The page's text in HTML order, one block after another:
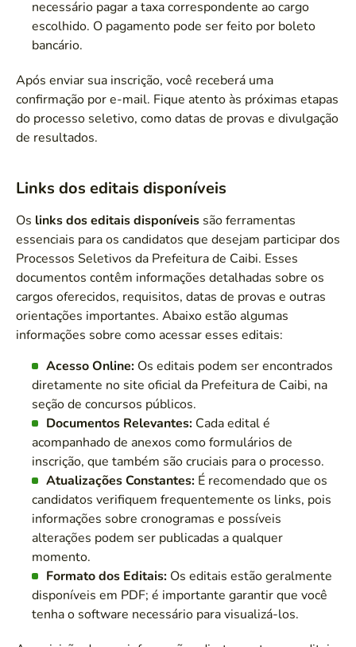
necessário pagar a taxa correspondente ao cargo
escolhido. O pagamento pode ser feito por boleto
bancário.
Após enviar sua inscrição, você receberá uma
confirmação por e-mail. Fique atento às próximas etapas
do processo seletivo, como datas de provas e divulgação
de resultados.
Links dos editais disponíveis
Os links dos editais disponíveis são ferramentas
essenciais para os candidatos que desejam participar dos
Processos Seletivos da Prefeitura de Caibi. Esses
documentos contêm informações detalhadas sobre os
cargos oferecidos, requisitos, datas de provas e outras
orientações importantes. Abaixo estão algumas
informações sobre como acessar esses editais:
Acesso Online: Os editais podem ser encontrados
diretamente no site oficial da Prefeitura de Caibi, na
seção de concursos públicos.
Documentos Relevantes: Cada edital é
acompanhado de anexos como formulários de
inscrição, que também são cruciais para o processo.
Atualizações Constantes: É recomendado que os
candidatos verifiquem frequentemente os links, pois
informações sobre cronogramas e possíveis
alterações podem ser publicadas a qualquer
momento.
Formato dos Editais: Os editais estão geralmente
disponíveis em PDF; é importante garantir que você
tenha o software necessário para visualizá-los.